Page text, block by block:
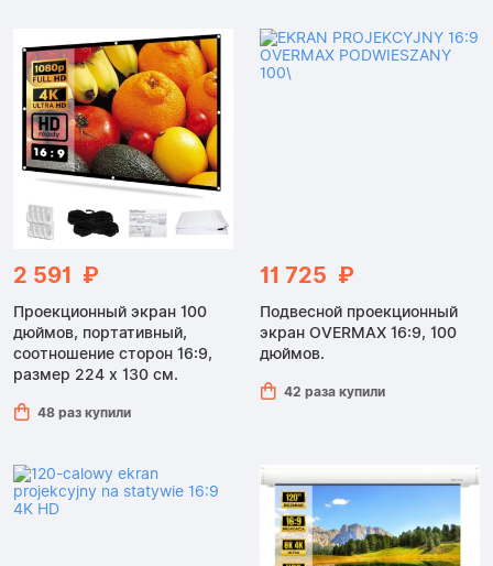
2 591 ₽
Проекционный экран 100
дюймов, портативный,
соотношение сторон 16:9,
размер 224 x 130 см.
48 раз купили
11 725 ₽
Подвесной проекционный
экран OVERMAX 16:9, 100
дюймов.
42 раза купили